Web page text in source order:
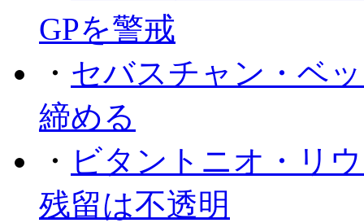
GPを警戒
・ セバスチャン・ベ
締める
・ ビタントニオ・リ
残留は不透明